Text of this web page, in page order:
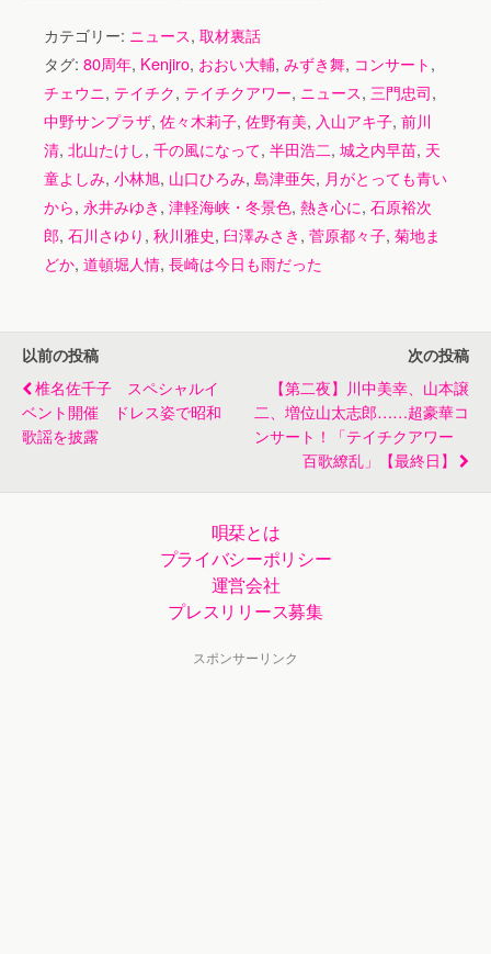
カテゴリー: ニュース, 取材裏話
タグ: 80周年, Kenjiro, おおい大輔, みずき舞, コンサート,
チェウニ, テイチク, テイチクアワー, ニュース, 三門忠司,
中野サンプラザ, 佐々木莉子, 佐野有美, 入山アキ子, 前川
清, 北山たけし, 千の風になって, 半田浩二, 城之内早苗, 天
童よしみ, 小林旭, 山口ひろみ, 島津亜矢, 月がとっても青い
から, 永井みゆき, 津軽海峡・冬景色, 熱き心に, 石原裕次
郎, 石川さゆり, 秋川雅史, 臼澤みさき, 菅原都々子, 菊地ま
どか, 道頓堀人情, 長崎は今日も雨だった
以前の投稿
椎名佐千子 スペシャルイ
ベント開催 ドレス姿で昭和
歌謡を披露
次の投稿
【第二夜】川中美幸、山本譲
二、増位山太志郎……超豪華コ
ンサート！「テイチクアワー
百歌繚乱」【最終日】
唄栞とは
プライバシーポリシー
運営会社
プレスリリース募集
スポンサーリンク